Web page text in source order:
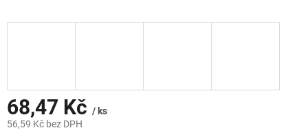
68,47 Kč / ks
56,59 Kč bez DPH